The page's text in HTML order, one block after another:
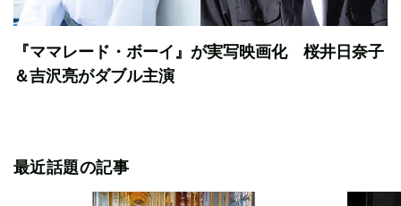
『ママレード・ボーイ』が実写映画化 桜井日奈子
＆吉沢亮がダブル主演
最近話題の記事